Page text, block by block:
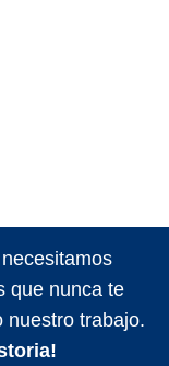
que nunca te
nuestro trabajo.